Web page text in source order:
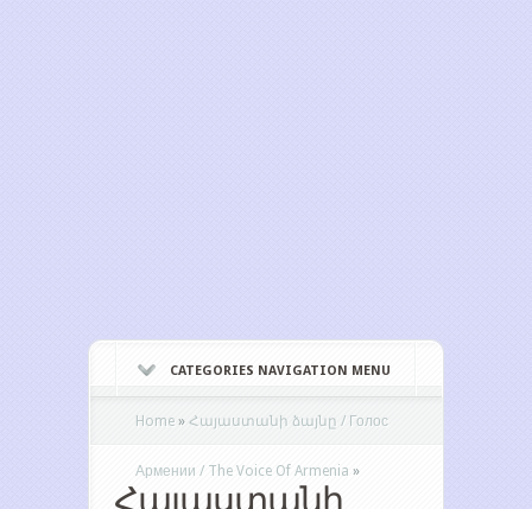
CATEGORIES NAVIGATION MENU
Home » Հայաստանի ձայնը / Голос
Армении / The Voice Of Armenia »
Հայաստանի